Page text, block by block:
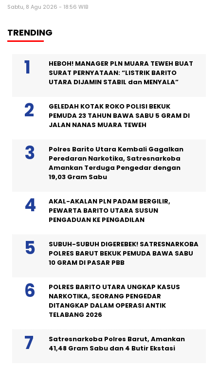
Sabtu, 8 Agu 2026 - 18:56 WIB
TRENDING
HEBOH! MANAGER PLN MUARA TEWEH BUAT
SURAT PERNYATAAN: “LISTRIK BARITO
UTARA DIJAMIN STABIL dan MENYALA”
GELEDAH KOTAK ROKO POLISI BEKUK
PEMUDA 23 TAHUN BAWA SABU 5 GRAM DI
JALAN NANAS MUARA TEWEH
Polres Barito Utara Kembali Gagalkan
Peredaran Narkotika, Satresnarkoba
Amankan Terduga Pengedar dengan
19,03 Gram Sabu
AKAL-AKALAN PLN PADAM BERGILIR,
PEWARTA BARITO UTARA SUSUN
PENGADUAN KE PENGADILAN
SUBUH-SUBUH DIGEREBEK! SATRESNARKOBA
POLRES BARUT BEKUK PEMUDA BAWA SABU
10 GRAM DI PASAR PBB
POLRES BARITO UTARA UNGKAP KASUS
NARKOTIKA, SEORANG PENGEDAR
DITANGKAP DALAM OPERASI ANTIK
TELABANG 2026
Satresnarkoba Polres Barut, Amankan
41,48 Gram Sabu dan 4 Butir Ekstasi